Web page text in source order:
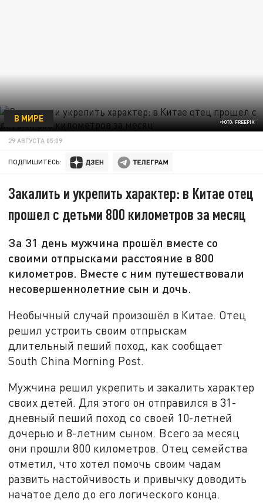
ФОТО: FREEPIK
В МИРЕ
29 АВГУСТА 05:09
ПОДПИШИТЕСЬ:
Закалить и укрепить характер: в Китае отец
прошел с детьми 800 километров за месяц
За 31 день мужчина прошёл вместе со
своими отпрысками расстояние в 800
километров. Вместе с ним путешествовали
несовершеннолетние сын и дочь.
Необычный случай произошёл в Китае. Отец
решил устроить своим отпрыскам
длительный пеший поход, как сообщает
South China Morning Post.
Мужчина решил укрепить и закалить характер
своих детей. Для этого он отправился в 31-
дневный пеший поход со своей 10-летней
дочерью и 8-летним сыном. Всего за месяц
они прошли 800 километров. Отец семейства
отметил, что хотел помочь своим чадам
развить настойчивость и привычку доводить
начатое дело до его логического конца.